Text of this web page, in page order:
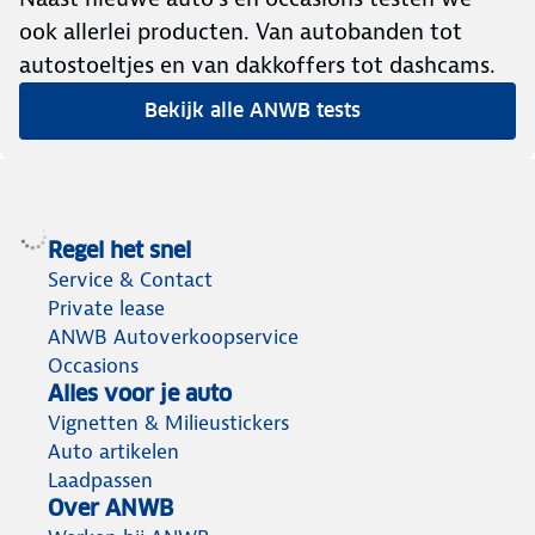
ook allerlei producten. Van autobanden tot
autostoeltjes en van dakkoffers tot dashcams.
Bekijk alle ANWB tests
Regel het snel
Service & Contact
Private lease
ANWB Autoverkoopservice
Occasions
Alles voor je auto
Vignetten & Milieustickers
Auto artikelen
Laadpassen
Over ANWB